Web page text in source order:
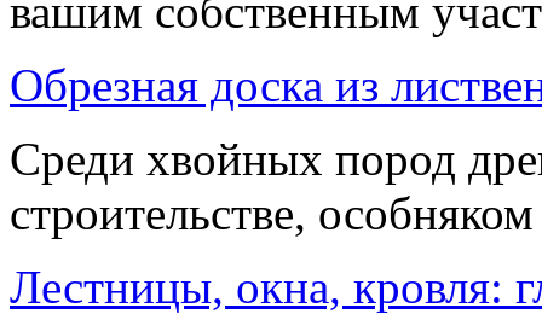
вашим собственным
Обрезная доска из
Среди хвойных пород
строительстве,
Лестницы, окна, кровля: